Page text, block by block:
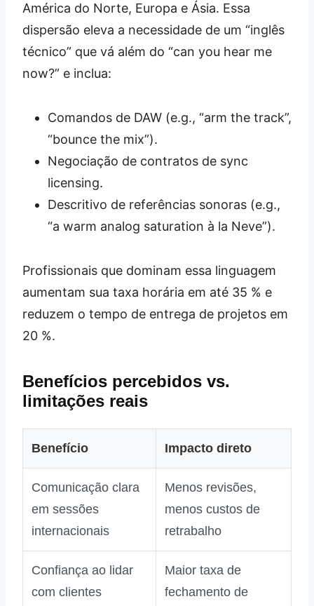
América do Norte, Europa e Ásia. Essa
dispersão eleva a necessidade de um “inglês
técnico” que vá além do “can you hear me
now?” e inclua:
Comandos de DAW (e.g., “arm the track”,
“bounce the mix”).
Negociação de contratos de sync
licensing.
Descritivo de referências sonoras (e.g.,
“a warm analog saturation à la Neve”).
Profissionais que dominam essa linguagem
aumentam sua taxa horária em até 35 % e
reduzem o tempo de entrega de projetos em
20 %.
Benefícios percebidos vs.
limitações reais
Benefício Impacto direto
Comunicação clara
em sessões
internacionais
Menos revisões,
menos custos de
retrabalho
Confiança ao lidar
com clientes
Maior taxa de
fechamento de